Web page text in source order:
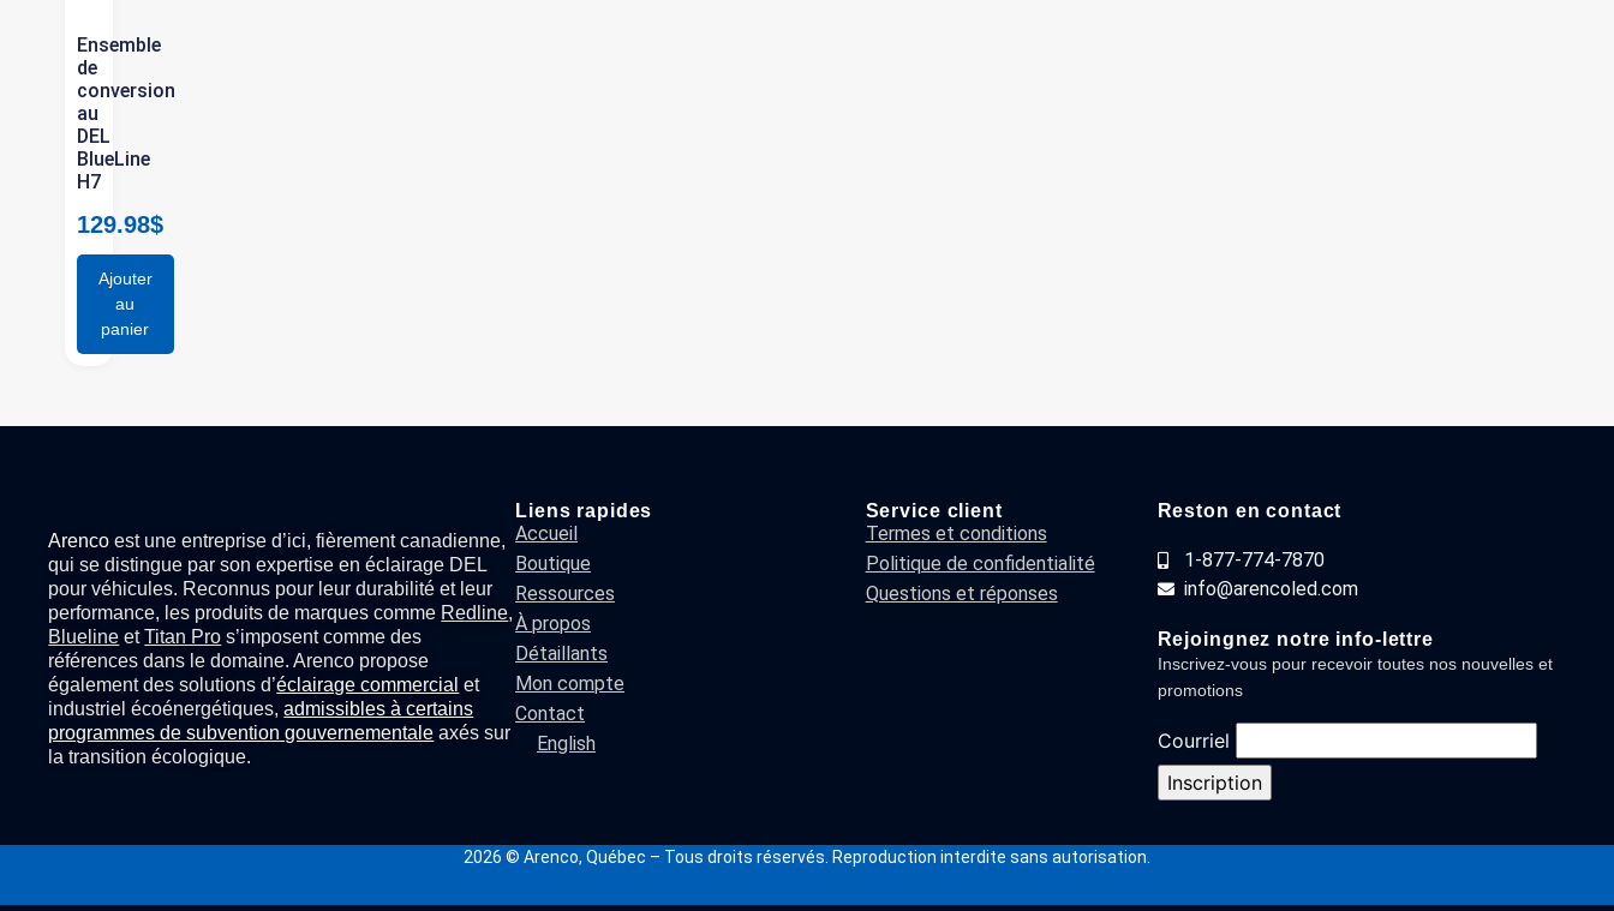
Ensemble
de
conversion
au
DEL
BlueLine
H7
129.98$
Ajouter
au
panier
Arenco est une entreprise d’ici, fièrement canadienne,
qui se distingue par son expertise enéclairage DEL
pour véhicules. Reconnus pour leur durabilité et leur
performance, les produits de marques comme Redline,
Blueline etTitan Pro s’imposent comme des
références dans le domaine. Arenco propose
également des solutions d’éclairage commercial et
industriel écoénergétiques,admissibles à certains
programmes de subvention gouvernementale axés sur
la transition écologique.
Liens rapides
Accueil
Boutique
Ressources
À propos
Détaillants
Mon compte
Contact
English
Service client
Termes et conditions
Politique de confidentialité
Questions et réponses
Reston en contact
1-877-774-7870
info@arencoled.com
Rejoingnez notre info-lettre
Inscrivez-vous pour recevoir toutes nos nouvelles et
promotions
Courriel
2026 © Arenco, Québec – Tous droits réservés. Reproduction interdite sans autorisation.